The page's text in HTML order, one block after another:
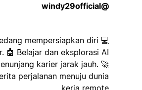
sedang mempersiapkan diri
🤖 Belajar dan eksplorasi AI
menunjang karier jarak jauh. 🚀
cerita perjalanan menuju dunia
kerja remote.